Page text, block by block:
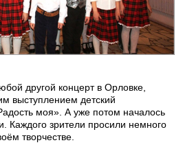
другой концерт в Орловке,
выступлением детский
моя». А уже потом началось
Каждого зрители просили немного
творчестве.